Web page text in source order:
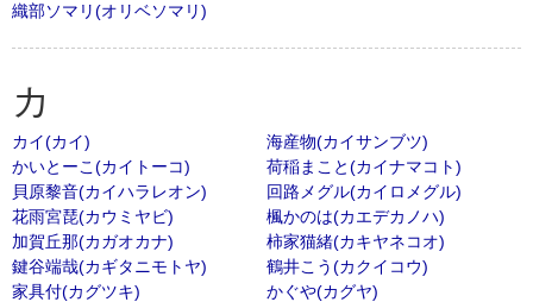
織部ソマリ(オリベソマリ)
カ
カイ(カイ)
海産物(カイサンブツ)
かいとーこ(カイトーコ)
荷稲まこと(カイナマコト)
貝原黎音(カイハラレオン)
回路メグル(カイロメグル)
花雨宮琵(カウミヤビ)
楓かのは(カエデカノハ)
加賀丘那(カガオカナ)
柿家猫緒(カキヤネコオ)
鍵谷端哉(カギタニモトヤ)
鶴井こう(カクイコウ)
家具付(カグツキ)
かぐや(カグヤ)